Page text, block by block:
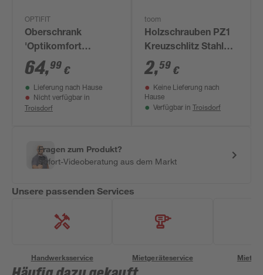
OPTIFIT
Oberschrank
'Optikomfort
Bengt932' weiß 45 x
70,4 x 34,9 cm
64,99 €
Lieferung nach Hause
Nicht verfügbar in
Troisdorf
toom
Holzschrauben PZ1
Kreuzschlitz Stahl
verzinkt 3 x 12 mm
34 Stück
2,59 €
Keine Lieferung nach
Hause
Verfügbar in Troisdorf
Fragen zum Produkt?
Sofort-Videoberatung aus dem Markt
Unsere passenden Services
Handwerksservice Mietgeräteservice